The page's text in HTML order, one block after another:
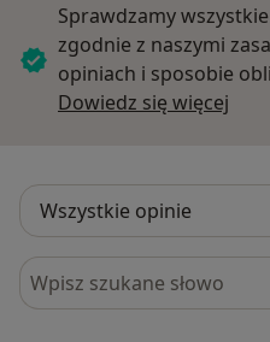
Sprawdzamy
zgodnie z naszymi
opiniach i sposobie
Dowiedz się więcej
Szukaj w opiniach